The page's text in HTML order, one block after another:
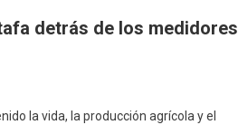
detrás de los medidores
la vida, la producción agrícola y el